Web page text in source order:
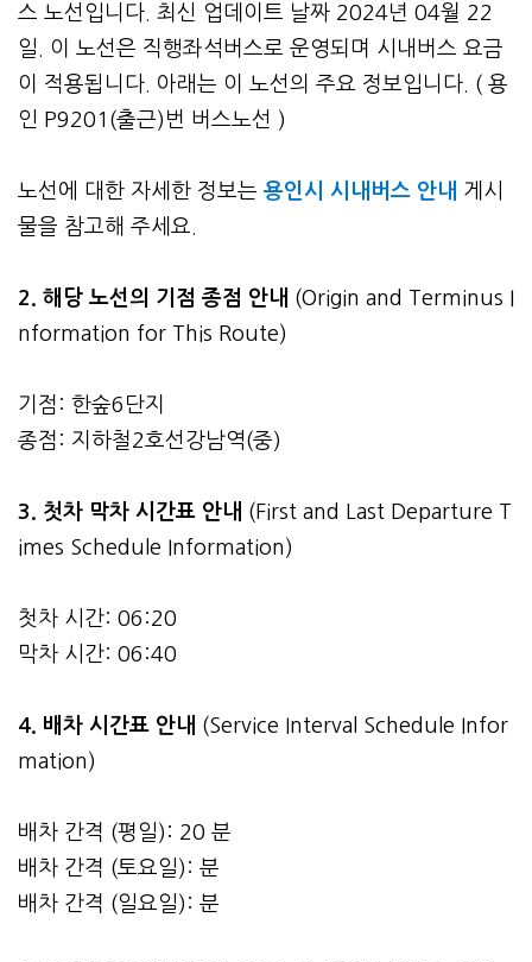
스 노선입니다. 최신 업데이트 날짜 2024년 04월 22
일. 이 노선은 직행좌석버스로 운영되며 시내버스 요금
이 적용됩니다. 아래는 이 노선의 주요 정보입니다. ( 용
인 P9201(출근)번 버스노선 )
노선에 대한 자세한 정보는 용인시 시내버스 안내 게시
물을 참고해 주세요.
2. 해당 노선의 기점 종점 안내 (Origin and Terminus I
nformation for This Route)
기점: 한숲6단지
종점: 지하철2호선강남역(중)
3. 첫차 막차 시간표 안내 (First and Last Departure T
imes Schedule Information)
첫차 시간: 06:20
막차 시간: 06:40
4. 배차 시간표 안내 (Service Interval Schedule Infor
mation)
배차 간격 (평일): 20 분
배차 간격 (토요일): 분
배차 간격 (일요일): 분